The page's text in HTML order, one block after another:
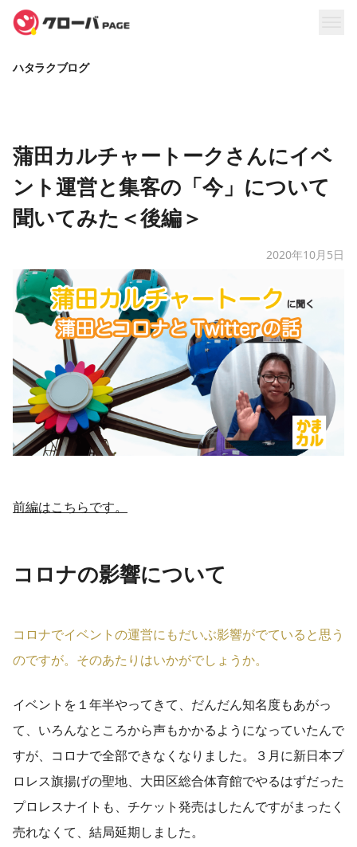
ハタラクブログ
蒲田カルチャートークさんにイベ
ント運営と集客の「今」について
聞いてみた＜後編＞
2020年10月5日
前編はこちらです。
コロナの影響について
コロナでイベントの運営にもだいぶ影響がでていると思う
のですが。そのあたりはいかがでしょうか。
イベントを１年半やってきて、だんだん知名度もあがっ
て、いろんなところから声もかかるようになっていたんで
すが、コロナで全部できなくなりました。３月に新日本プ
ロレス旗揚げの聖地、大田区総合体育館でやるはずだった
プロレスナイトも、チケット発売はしたんですがまったく
売れなくて、結局延期しました。